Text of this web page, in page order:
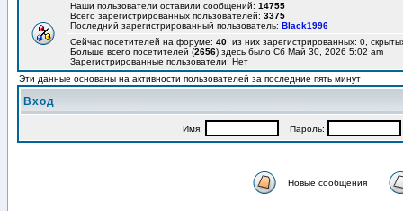
Наши пользователи оставили сообщений: 14755
Всего зарегистрированных пользователей: 3375
Последний зарегистрированный пользователь: Black1996
Сейчас посетителей на форуме: 40 , из них зарегистрированных: 0,
Больше всего посетителей (2656) здесь было Сб Май 30, 2026 5:02 am
Зарегистрированные пользователи: Нет
Эти данные основаны на активности пользователей за последние пять минут
Вход
Имя: Пароль:
Новые сообщения